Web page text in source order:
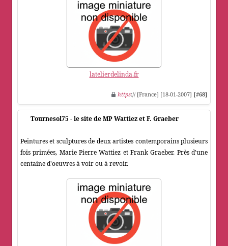
latelierdelinda.fr
https:// [France] [18-01-2007] [#68]
Tournesol75 - le site de MP Wattiez et F. Graeber
Peintures et sculptures de deux artistes contemporains plusieurs
fois primées, Marie Pierre Wattiez et Frank Graeber. Près d'une
centaine d'oeuvres à voir ou à revoir.